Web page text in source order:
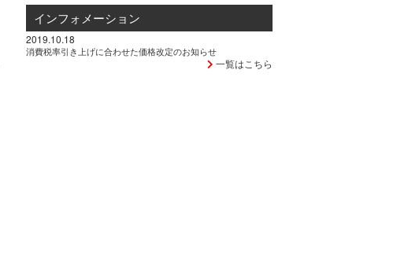
インフォメーション
2019.10.18
消費税率引き上げに合わせた価格改定のお知らせ
一覧はこちら